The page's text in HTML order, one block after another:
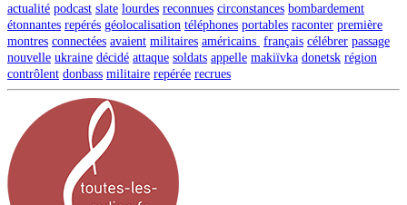
actualité podcast slate lourdes reconnues circonstances bombardement
étonnantes repérés géolocalisation téléphones portables raconter première
montres connectées avaient militaires américains français célébrer passage
nouvelle ukraine décidé attaque soldats appelle makiïvka donetsk région
contrôlent donbass militaire repérée recrues